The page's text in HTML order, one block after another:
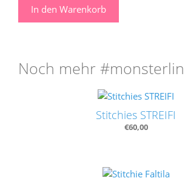
FluffyIn den Warenkorb
Noch mehr
Stitchies STREIFI
€60,00